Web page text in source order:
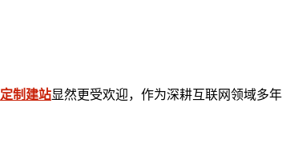
定制建站显然更受欢迎，作为深耕互联网领域多年